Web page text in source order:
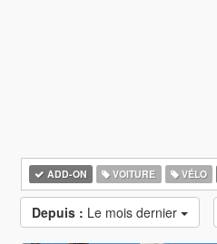
ADD-ON VOITURE VÉLO
Depuis : Le mois dernier